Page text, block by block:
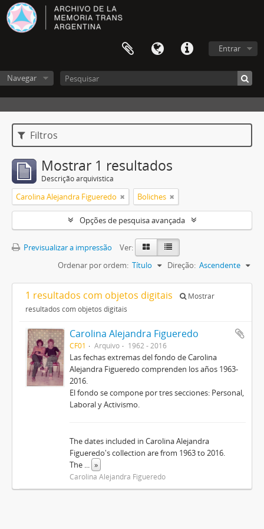
Entrar
Navegar
Filtros
Mostrar 1 resultados
Descrição arquivística
Carolina Alejandra Figueredo Boliches
Opções de pesquisa avançada
Previsualizar a impressão
Ver:
Ordenar por ordem: Título Direção: Ascendente
1 resultados com objetos digitais
Mostrar
resultados com objetos digitais
Carolina Alejandra Figueredo
CF01 Arquivo 1962 - 2016
Las fechas extremas del fondo de Carolina
Alejandra Figueredo comprenden los años 1963-
2016.
El fondo se compone por tres secciones: Personal,
Laboral y Activismo.
The dates included in Carolina Alejandra
Figueredo's collection are from 1963 to 2016.
The ... »
Carolina Alejandra Figueredo